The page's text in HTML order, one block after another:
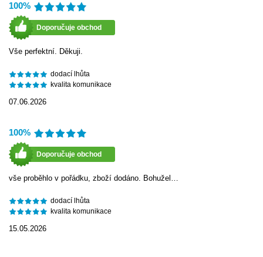
100%
Doporučuje obchod
Vše perfektní. Děkuji.
dodací lhůta
kvalita komunikace
07.06.2026
100%
Doporučuje obchod
vše proběhlo v pořádku, zboží dodáno. Bohužel…
dodací lhůta
kvalita komunikace
15.05.2026